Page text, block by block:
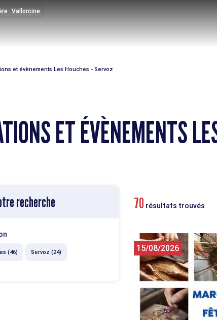
Vallorcine
et évènements Les Houches - Servoz
ET ÉVÈNEMENTS
recherche
(46) Servoz (24)
70 résultats trouvés
15/08/2026